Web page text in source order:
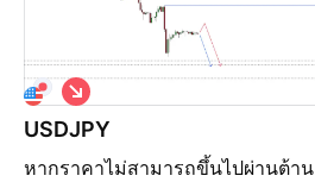
USDJPY
หากราคาไม่สามารถขึ้นไปผ่านต้าน
ล
ล
ง